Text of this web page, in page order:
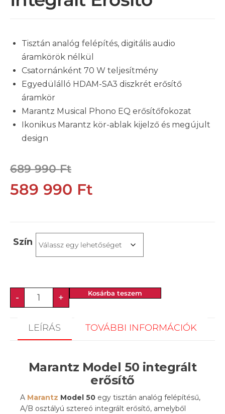
Tisztán analóg felépítés, digitális audio
áramkörök nélkül
Csatornánként 70 W teljesítmény
Egyedülálló HDAM-SA3 diszkrét erősítő
áramkör
Marantz Musical Phono EQ erősítőfokozat
Ikonikus Marantz kör-ablak kijelző és megújult
design
689 990Ft
589 990 Ft
Szín
- + Kosárba teszem
LEÍRÁS TOVÁBBI INFORMÁCIÓK
Marantz Model 50 integrált
erősítő
A Marantz Model 50 egy tisztán analóg felépítésű,
A/B osztályú sztereó integrált erősítő, amelyből